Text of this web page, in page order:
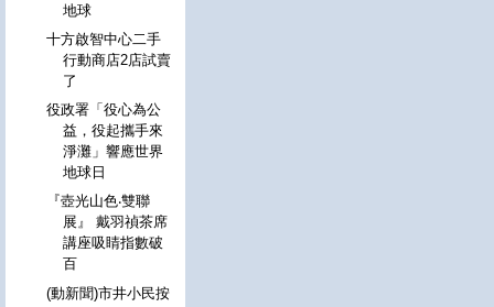
地球
十方啟智中心二手
行動商店2店試賣
了
役政署「役心為公
益，役起攜手來
淨灘」響應世界
地球日
『壺光山色‧雙聯
展』 戴羽禎茶席
講座吸睛指數破
百
(動新聞)市井小民按